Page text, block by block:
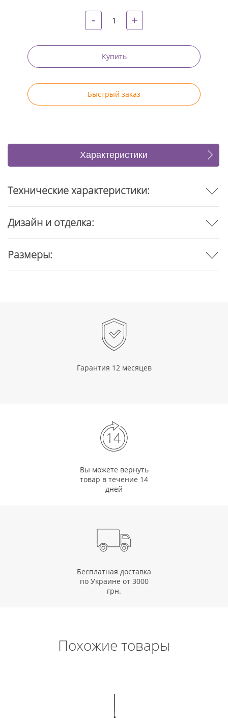
Pinterest
- +
Купить
Быстрый заказ
Характеристики
Отзывы
Технические характеристики:
Дизайн и отделка:
Размеры:
Гарантия 12 месяцев
Вы можете вернуть
товар в течение 14
дней
Бесплатная доставка
по Украине от 3000
грн.
Похожие товары